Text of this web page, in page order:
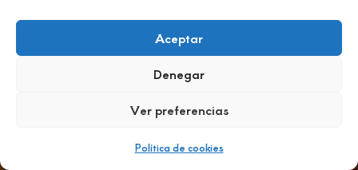
Aceptar
Denegar
Ver preferencias
Política de cookies